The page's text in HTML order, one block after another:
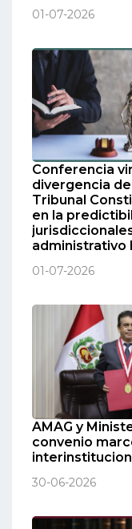
01-07-2026
Conferencia
divergencia
Tribunal
en la
administrativo
01-07-2026
AMAG y
convenio
30-06-2026